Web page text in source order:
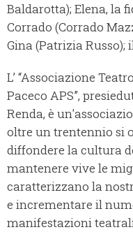
Baldarotta); Elena, la
Corrado (Corrado
Gina (Patrizia Russo);
L’ “Associazione
Paceco APS”,
Renda, è
oltre un trentennio si
diffondere la cultura
mantenere vive le
caratterizzano la
e incrementare il
manifestazioni